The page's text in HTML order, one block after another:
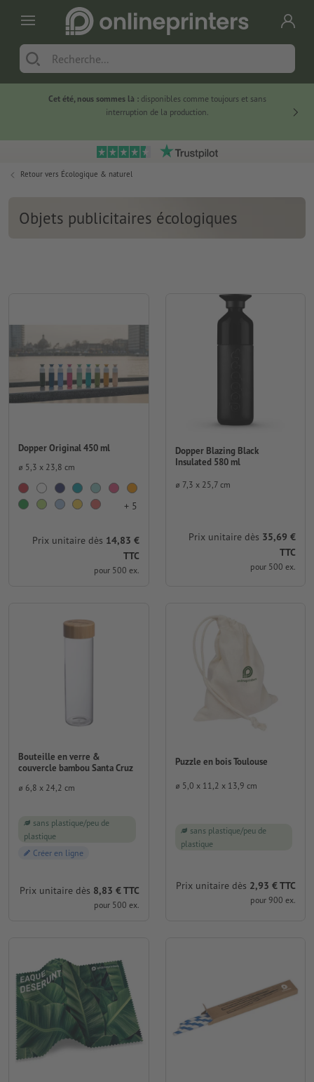
Cet été, nous sommes là :disponibles comme toujours et sans
interruption de la production.
Retour vers Écologique & naturel
Objets publicitaires écologiques
Dopper Original 450 ml
⌀ 5,3 x 23,8 cm
+ 5
Prix unitaire dès 14,83 €
TTC
pour 500 ex.
Dopper Blazing Black
Insulated 580 ml
⌀ 7,3 x 25,7 cm
Prix unitaire dès 35,69 €
TTC
pour 500 ex.
Bouteille en verre &
couvercle bambou Santa Cruz
⌀ 6,8 x 24,2 cm
sans plastique/peu de
plastique
Créer en ligne
Prix unitaire dès 8,83 € TTC
pour 500 ex.
Puzzle en bois Toulouse
⌀ 5,0 x 11,2 x 13,9 cm
sans plastique/peu de
plastique
Prix unitaire dès 2,93 € TTC
pour 900 ex.